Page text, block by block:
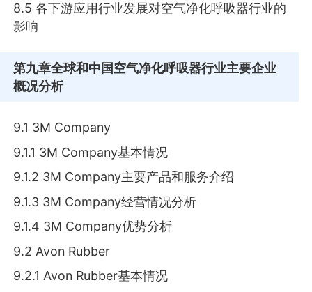
8.5 各下游应用行业发展对空气净化呼吸器行业的
影响
第九章全球和中国空气净化呼吸器行业主要企业
概况分析
9.1 3M Company
9.1.1 3M Company基本情况
9.1.2 3M Company主要产品和服务介绍
9.1.3 3M Company经营情况分析
9.1.4 3M Company优势分析
9.2 Avon Rubber
9.2.1 Avon Rubber基本情况